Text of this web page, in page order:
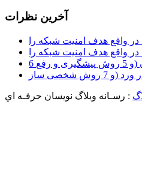
آخرين نظرات
: رسـانه وبلاگ نويسان حرفـه اي